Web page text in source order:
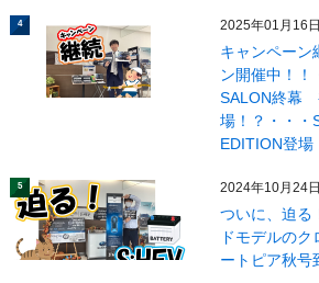
4 2025年01月16日
キャンペーン
ン開催中！！
SALON終幕
場！？・・・
EDITION登場
5 2024年10月24日
ついに、迫る
ドモデルの
ートピア秋号